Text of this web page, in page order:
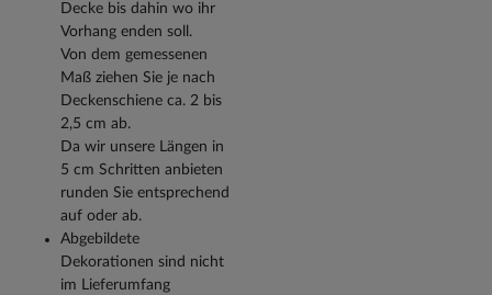
Decke bis dahin wo ihr
Vorhang enden soll.
Von dem gemessenen
Maß ziehen Sie je nach
Deckenschiene ca. 2 bis
2,5 cm ab.
Da wir unsere Längen in
5 cm Schritten anbieten
runden Sie entsprechend
auf oder ab.
Abgebildete
Dekorationen sind nicht
im Lieferumfang